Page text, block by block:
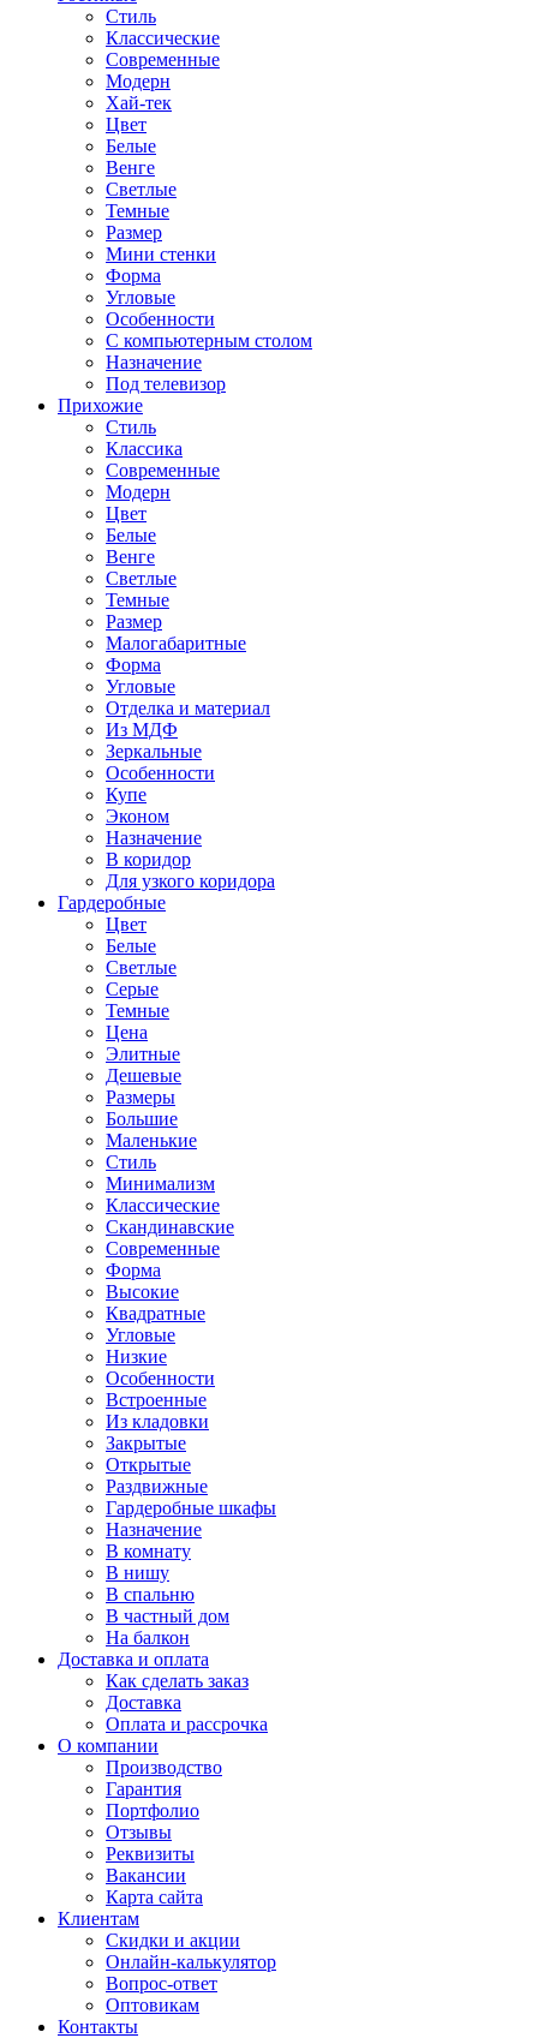
Стиль
Классические
Современные
Модерн
Хай-тек
Цвет
Белые
Венге
Светлые
Темные
Размер
Мини стенки
Форма
Угловые
Особенности
С компьютерным столом
Назначение
Под телевизор
Прихожие
Стиль
Классика
Современные
Модерн
Цвет
Белые
Венге
Светлые
Темные
Размер
Малогабаритные
Форма
Угловые
Отделка и материал
Из МДФ
Зеркальные
Особенности
Купе
Эконом
Назначение
В коридор
Для узкого коридора
Гардеробные
Цвет
Белые
Светлые
Серые
Темные
Цена
Элитные
Дешевые
Размеры
Большие
Маленькие
Стиль
Минимализм
Классические
Скандинавские
Современные
Форма
Высокие
Квадратные
Угловые
Низкие
Особенности
Встроенные
Из кладовки
Закрытые
Открытые
Раздвижные
Гардеробные шкафы
Назначение
В комнату
В нишу
В спальню
В частный дом
На балкон
Доставка и оплата
Как сделать заказ
Доставка
Оплата и рассрочка
О компании
Производство
Гарантия
Портфолио
Отзывы
Реквизиты
Вакансии
Карта сайта
Клиентам
Скидки и акции
Онлайн-калькулятор
Вопрос-ответ
Оптовикам
Контакты